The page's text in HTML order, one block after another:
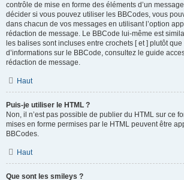
contrôle de mise en forme des éléments d’un
décider si vous pouvez utiliser les BBCodes, vous
dans chacun de vos messages en utilisant l’option
rédaction de message. Le BBCode lui-même est
les balises sont incluses entre crochets [ et ] plutôt
d’informations sur le BBCode, consultez le guide
rédaction de message.
Haut
Puis-je utiliser le HTML ?
Non, il n’est pas possible de publier du HTML sur ce
mises en forme permises par le HTML peuvent être
BBCodes.
Haut
Que sont les smileys ?